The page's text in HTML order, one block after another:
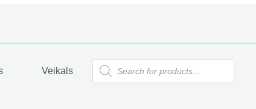
Veikals
Products
search